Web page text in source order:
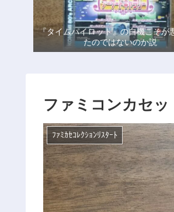
『タイムパイロット』の自機こそが
たのではないのか説
ファミコンカセ
ﾌｧﾐｶｾｺﾚｸｼｮﾝﾘｽﾀｰﾄ